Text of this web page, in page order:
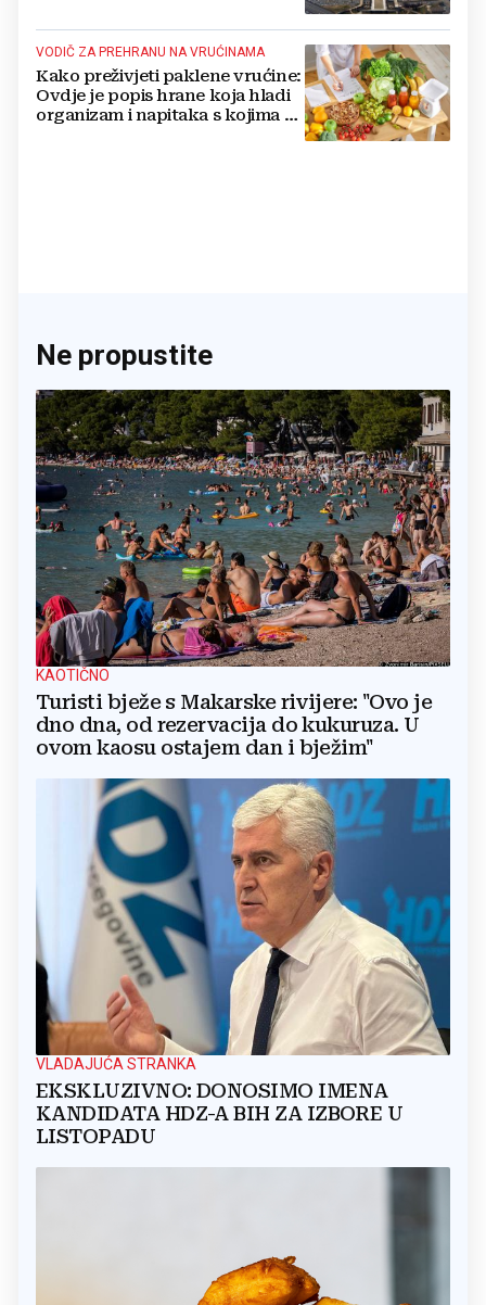
VODIČ ZA PREHRANU NA VRUĆINAMA
Kako preživjeti paklene vrućine:
Ovdje je popis hrane koja hladi
organizam i napitaka s kojima si
Ne propustite
KAOTIČNO
Turisti bježe s Makarske rivijere: "Ovo je
dno dna, od rezervacija do kukuruza. U
ovom kaosu ostajem dan i bježim"
VLADAJUĆA STRANKA
EKSKLUZIVNO: DONOSIMO IMENA
KANDIDATA HDZ-A BIH ZA IZBORE U
LISTOPADU